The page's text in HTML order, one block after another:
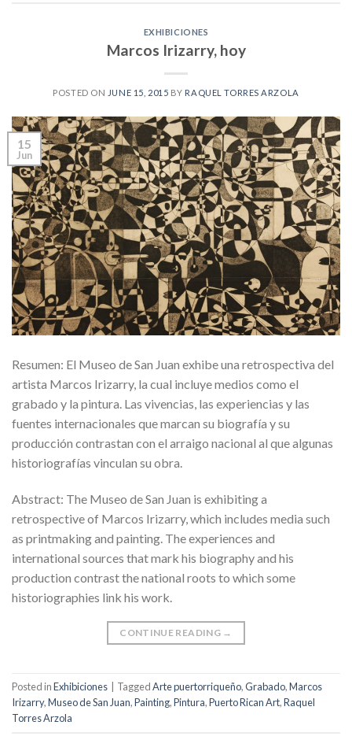
EXHIBICIONES
Marcos Irizarry, hoy
POSTED ON JUNE 15, 2015 BY RAQUEL TORRES ARZOLA
15
Jun
Resumen: El Museo de San Juan exhibe una retrospectiva del
artista Marcos Irizarry, la cual incluye medios como el
grabado y la pintura. Las vivencias, las experiencias y las
fuentes internacionales que marcan su biografía y su
producción contrastan con el arraigo nacional al que algunas
historiografías vinculan su obra.
Abstract: The Museo de San Juan is exhibiting a
retrospective of Marcos Irizarry, which includes media such
as printmaking and painting. The experiences and
international sources that mark his biography and his
production contrast the national roots to which some
historiographies link his work.
CONTINUE READING →
Posted inExhibiciones TaggedArte puertorriqueño,Grabado,Marcos
Irizarry,Museo de San Juan,Painting,Pintura,Puerto Rican Art,Raquel
Torres Arzola